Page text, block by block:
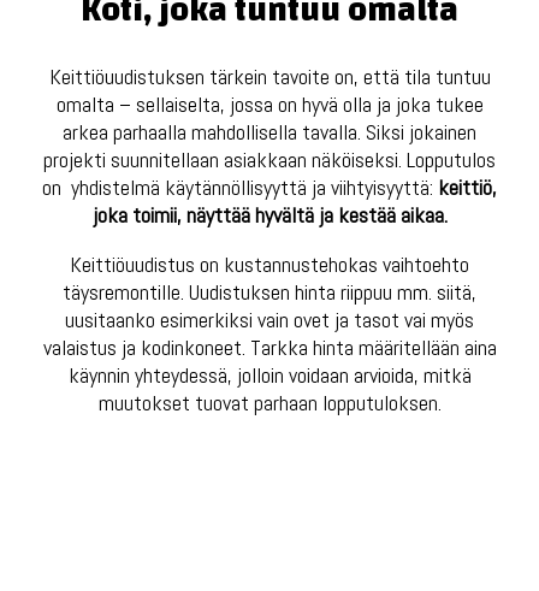
Keittiöuudistuksen tärkein tavoite on, että tila tuntuu
omalta – sellaiselta, jossa on hyvä olla ja joka tukee
arkea parhaalla mahdollisella tavalla. Siksi jokainen
projekti suunnitellaan asiakkaan näköiseksi. Lopputulos
on yhdistelmä käytännöllisyyttä ja viihtyisyyttä: keittiö,
joka toimii, näyttää hyvältä ja kestää aikaa.
Keittiöuudistus on kustannustehokas vaihtoehto
täysremontille. Uudistuksen hinta riippuu mm. siitä,
uusitaanko esimerkiksi vain ovet ja tasot vai myös
valaistus ja kodinkoneet. Tarkka hinta määritellään aina
käynnin yhteydessä, jolloin voidaan arvioida, mitkä
muutokset tuovat parhaan lopputuloksen.